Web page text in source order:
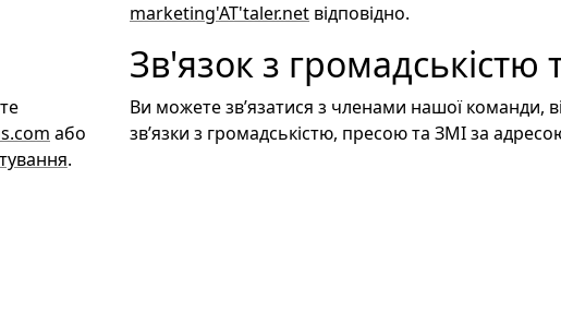
marketing'AT'taler.net відповідно.
або
.
Зв'язок з громадськістю
Ви можете звʼязатися з членами нашої команди,
звʼязки з громадськістю, пресою та ЗМІ за